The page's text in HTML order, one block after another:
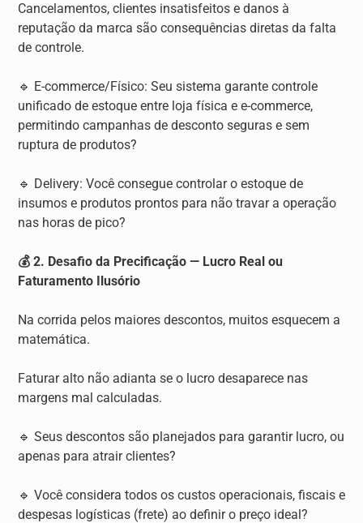
Cancelamentos, clientes insatisfeitos e danos à
reputação da marca são consequências diretas da falta
de controle.
🔹 E-commerce/Físico: Seu sistema garante controle
unificado de estoque entre loja física e e-commerce,
permitindo campanhas de desconto seguras e sem
ruptura de produtos?
🔹 Delivery: Você consegue controlar o estoque de
insumos e produtos prontos para não travar a operação
nas horas de pico?
💰 2. Desafio da Precificação — Lucro Real ou
Faturamento Ilusório
Na corrida pelos maiores descontos, muitos esquecem a
matemática.
Faturar alto não adianta se o lucro desaparece nas
margens mal calculadas.
🔹 Seus descontos são planejados para garantir lucro, ou
apenas para atrair clientes?
🔹 Você considera todos os custos operacionais, fiscais e
despesas logísticas (frete) ao definir o preço ideal?